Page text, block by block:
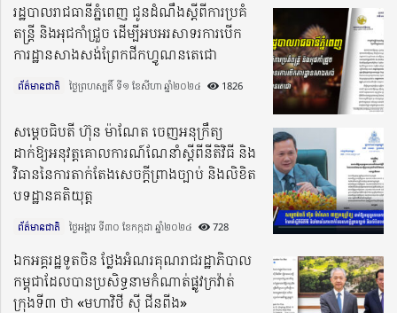
រដ្ឋបាលរាជធានីភ្នំពេញ ជូនដំណឹងស្ដីពីការប្រគំ
តន្ត្រី និងអុជកាំជ្រួច ដើម្បីអបអរសាទរការបើក
ការដ្ឋានសាងសង់ព្រែកជីកហ្វូណនតេជោ
ព័ត៌មានជាតិ ថ្ងៃព្រហស្បតិ៍ ទី១ ខែសីហា ឆ្នាំ២០២៤​ 1826
សម្ដេចធិបតី ហ៊ុន ម៉ាណែត ចេញអនុក្រឹត្យ
ដាក់ឱ្យអនុវត្ដគោលការណ៍ណែនាំស្ដីពីនីតិវិធី និង
វិធាននៃការតាក់តែងសេចក្ដីព្រាងច្បាប់ និងលិខិត
បទដ្ឋានគតិយុត្ដ
ព័ត៌មានជាតិ ថ្ងៃអង្គារ ទី៣០ ខែកក្កដា ឆ្នាំ២០២៤​ 728
ឯកអគ្គរដ្ឋទូតចិន ថ្លែងអំណរគុណរាជរដ្ឋាភិបាល
កម្ពុជាដែលបានប្រសិទ្ធនាមកំណាត់ផ្លូវក្រវ៉ាត់
ក្រុងទី៣ ថា «មហាវិថី ស៊ី ជីនពីង»